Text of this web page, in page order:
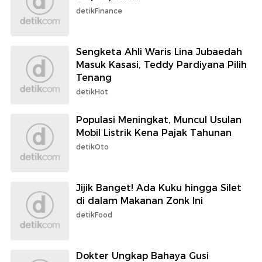
detikFinance
Sengketa Ahli Waris Lina Jubaedah
Masuk Kasasi, Teddy Pardiyana Pilih
Tenang
detikHot
Populasi Meningkat, Muncul Usulan
Mobil Listrik Kena Pajak Tahunan
detikOto
Jijik Banget! Ada Kuku hingga Silet
di dalam Makanan Zonk Ini
detikFood
Dokter Ungkap Bahaya Gusi